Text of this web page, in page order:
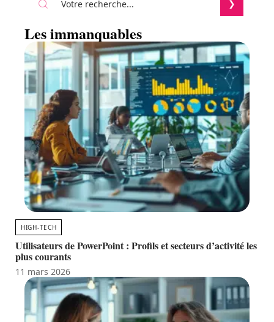
Les immanquables
HIGH-TECH
Utilisateurs de PowerPoint : Profils et secteurs d’activité les
plus courants
11 mars 2026